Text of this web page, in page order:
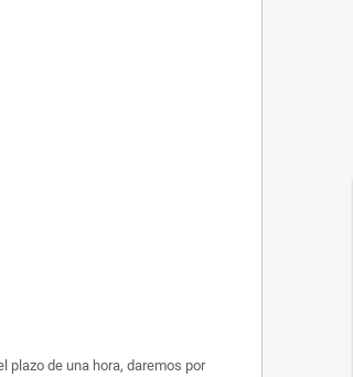
plazo de una hora, daremos por